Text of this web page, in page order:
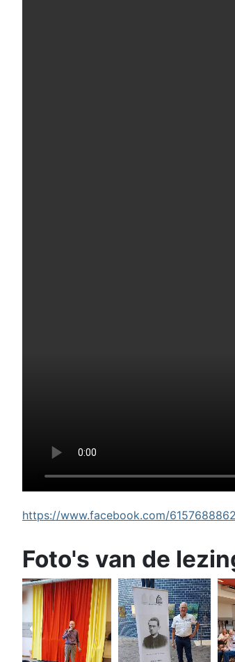
https://www.facebook.com/
Foto's van de